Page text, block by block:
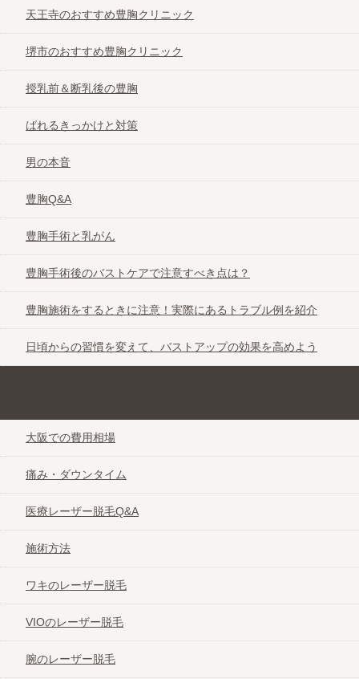
天王寺のおすすめ豊胸クリニック
堺市のおすすめ豊胸クリニック
授乳前＆断乳後の豊胸
ばれるきっかけと対策
男の本音
豊胸Q&A
豊胸手術と乳がん
豊胸手術後のバストケアで注意すべき点は？
豊胸施術をするときに注意！実際にあるトラブル例を紹介
日頃からの習慣を変えて、バストアップの効果を高めよう
大阪での費用相場
痛み・ダウンタイム
医療レーザー脱毛Q&A
施術方法
ワキのレーザー脱毛
VIOのレーザー脱毛
腕のレーザー脱毛